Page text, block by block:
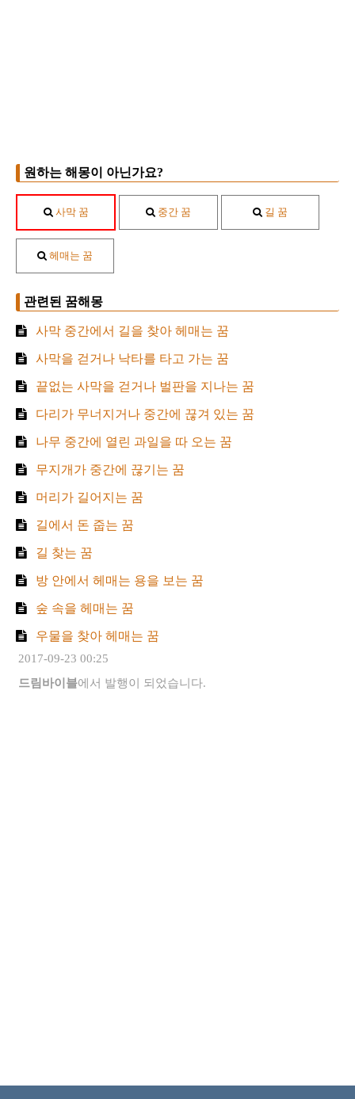
원하는 해몽이 아닌가요?
사막 꿈 중간 꿈 길 꿈
헤매는 꿈
관련된 꿈해몽
사막 중간에서 길을 찾아 헤매는 꿈
사막을 걷거나 낙타를 타고 가는 꿈
끝없는 사막을 걷거나 벌판을 지나는 꿈
다리가 무너지거나 중간에 끊겨 있는 꿈
나무 중간에 열린 과일을 따 오는 꿈
무지개가 중간에 끊기는 꿈
머리가 길어지는 꿈
길에서 돈 줍는 꿈
길 찾는 꿈
방 안에서 헤매는 용을 보는 꿈
숲 속을 헤매는 꿈
우물을 찾아 헤매는 꿈
2017-09-23 00:25
드림바이블에서 발행이 되었습니다.